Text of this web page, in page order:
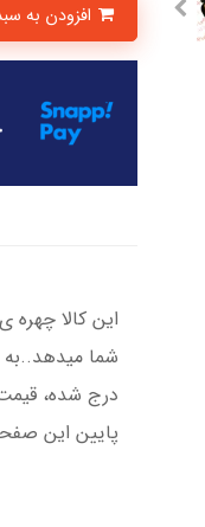
​​​​این کالا
شما
درج شده،
پایین این